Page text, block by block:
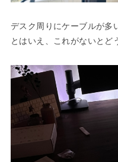
デスク周りにケーブルが多
とはいえ、これがないとど